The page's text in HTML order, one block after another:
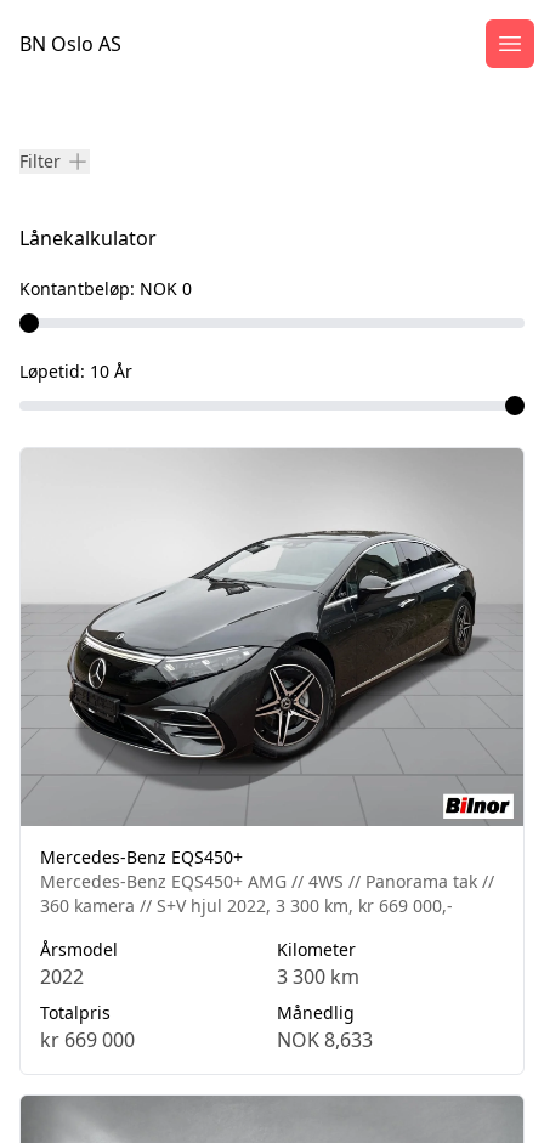
BN Oslo AS
Filter
Lånekalkulator
Kontantbeløp: NOK 0
Løpetid: 10 År
Mercedes-Benz EQS450+
Mercedes-Benz EQS450+ AMG // 4WS // Panorama tak //
360 kamera // S+V hjul 2022, 3 300 km, kr 669 000,-
Årsmodel
2022
Kilometer
3 300 km
Totalpris
kr 669 000
Månedlig
NOK 8,633